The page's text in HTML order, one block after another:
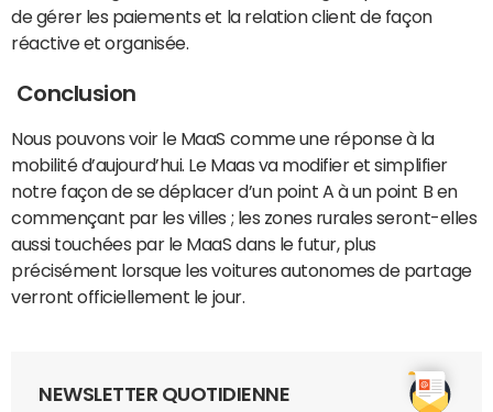
de gérer les paiements et la relation client de façon
réactive et organisée.
Conclusion
Nous pouvons voir le MaaS comme une réponse à la
mobilité d’aujourd’hui. Le Maas va modifier et simplifier
notre façon de se déplacer d’un point A à un point B en
commençant par les villes ; les zones rurales seront-elles
aussi touchées par le MaaS dans le futur, plus
précisément lorsque les voitures autonomes de partage
verront officiellement le jour.
NEWSLETTER QUOTIDIENNE